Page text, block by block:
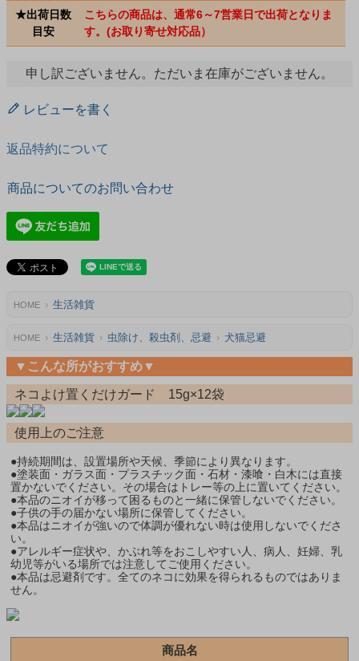
★出荷日数
目安
こちらの商品は、通常6～7営業日で出荷となりま
す。(お取り寄せ対応品）
申し訳ございません。ただいま在庫がございません。
レビューを書く
返品特約について
商品についてのお問い合わせ
HOME 生活雑貨
HOME 生活雑貨 虫除け、殺虫剤、忌避 犬猫忌避
▼こんな所がおすすめ▼
ネコよけ置くだけガード 15g×12袋
使用上のご注意
●持続期間は、設置場所や天候、季節により異なります。
●塗装面・ガラス面・プラスチック面・石材・漆喰・白木には直接
置かないでください。その場合はトレー等の上に置いてください。
●本品のニオイが移って困るものと一緒に保管しないでください。
●子供の手の届かない場所に保管してください。
●本品はニオイが強いので体調が優れない時は使用しないでくださ
い。
●アレルギー症状や、かぶれ等をおこしやすい人、病人、妊婦、乳
幼児等がいる場所では注意してご使用ください。
●本品は忌避剤です。全てのネコに効果を得られるものではありま
せん。
商品名